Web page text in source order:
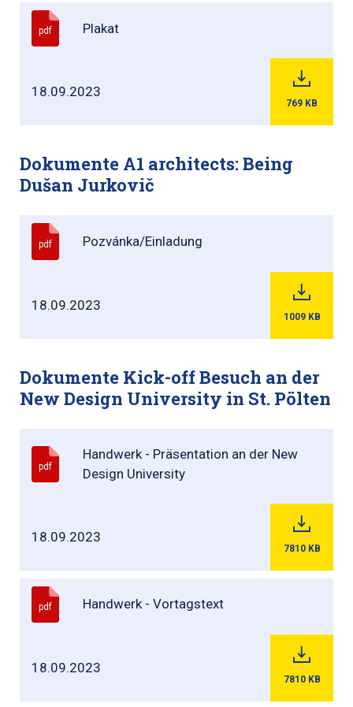
pdf Plakat
18.09.2023
769 KB
Dokumente A1 architects: Being
Dušan Jurkovič
pdf Pozvánka/Einladung
18.09.2023
1009 KB
Dokumente Kick-off Besuch an der
New Design University in St. Pölten
pdf
Handwerk - Präsentation an der New
Design University
18.09.2023
7810 KB
pdf Handwerk - Vortagstext
18.09.2023
7810 KB